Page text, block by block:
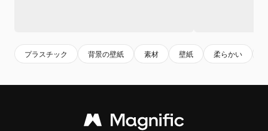
プラスチック 背景の壁紙 素材 壁紙 柔らかい